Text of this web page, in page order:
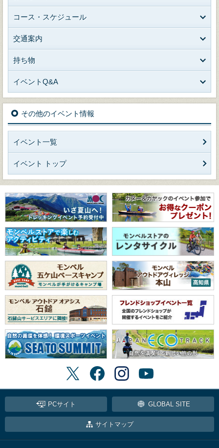
コース・スケジュール
交通案内
持ち物
イベントQ&A
その他のイベント情報
イベント一覧
イベント トップ
PCサイト GLOBAL SITE
サイトマップ